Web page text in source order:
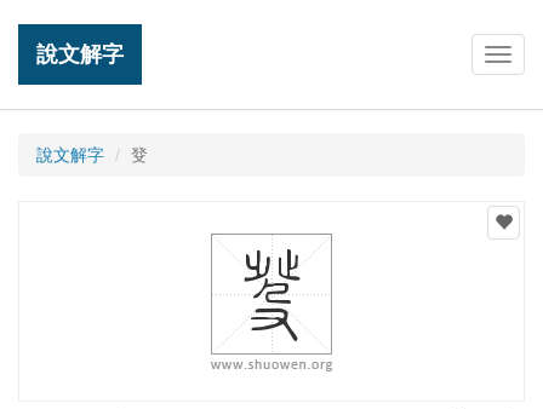
說文解字
說文解字 癹